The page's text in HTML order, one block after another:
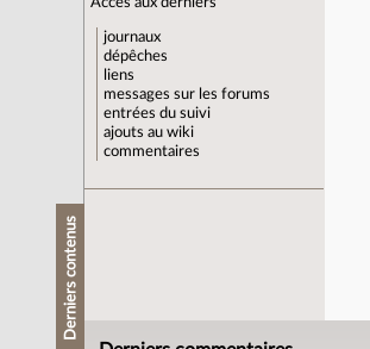
Accès aux derniers
journaux
dépêches
liens
messages sur les forums
entrées du suivi
ajouts au wiki
commentaires
Derniers contenus